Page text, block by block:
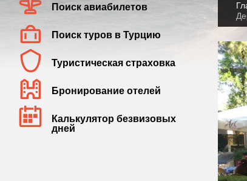
Поиск авиабилетов
Поиск туров в Турцию
Туристическая страховка
Бронирование отелей
Калькулятор безвизовых
дней